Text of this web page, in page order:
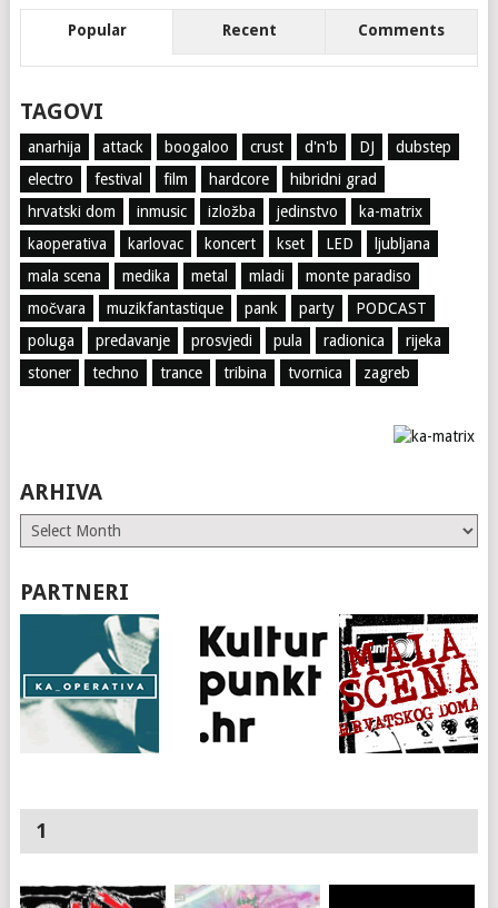
Popular Recent Comments
TAGOVI
anarhija attack boogaloo crust d'n'b DJ
dubstep
electro
festival film hardcore
hibridni grad
hrvatski dom
inmusic izložba jedinstvo
ka-matrix
kaoperativa
karlovac koncert kset LED
ljubljana
mala scena
medika metal mladi
monte paradiso
močvara
muzikfantastique pank party
PODCAST
poluga
predavanje prosvjedi pula radionica
rijeka
stoner
techno trance tribina tvornica zagreb
ARHIVA
ARHIVA
PARTNERI
1